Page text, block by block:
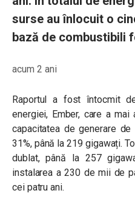
surse au înlocuit o
bază de
acum 2 ani
Raportul a fost întocmit
energiei, Ember, care a
capacitatea de generare
31%, până la 219 gigawați.
dublat, până la 257
instalarea a 230 de mii de
cei patru ani.